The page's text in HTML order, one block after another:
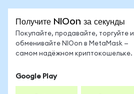
Получите NIOon за секунды
Покупайте, продавайте, торгуйте и
обменивайте NIOon в MetaMask —
самом надёжном криптокошельке.
Google Play